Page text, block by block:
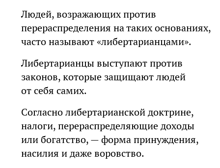
Людей, возражающих против
перераспределения на таких основаниях,
часто называют «либертарианцами».
Либертарианцы выступают против
законов, которые защищают людей
от себя самих.
Согласно либертарианской доктрине,
налоги, перераспределяющие доходы
или богатство, — форма принуждения,
насилия и даже воровство.